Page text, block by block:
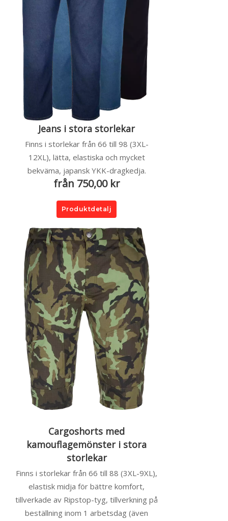
Jeans i stora storlekar
Finns i storlekar från 66 till 98 (3XL-
12XL), lätta, elastiska och mycket
bekväma, japansk YKK-dragkedja.
från 750,00 kr
Produktdetalj
Cargoshorts med
kamouflagemönster i stora
storlekar
Finns i storlekar från 66 till 88 (3XL-9XL),
elastisk midja för bättre komfort,
tillverkade av Ripstop-tyg, tillverkning på
beställning inom 1 arbetsdag (även